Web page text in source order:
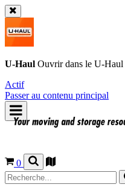
U-Haul Ouvrir dans le U-Haul
Actif
Passer au contenu principal
0